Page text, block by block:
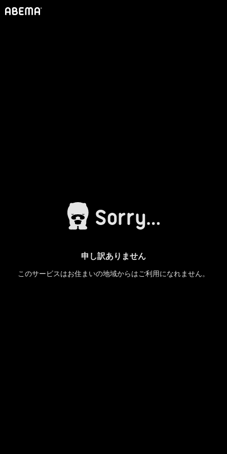
申し訳ありません
このサービスはお住まいの地域からはご利用になれません。